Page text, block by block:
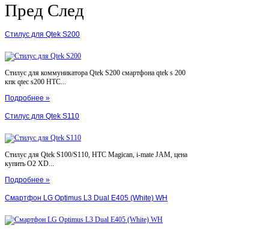
Пред След
Стилус для Qtek S200
Стилус для коммуникатора Qtek S200 смартфона qtek s 200
кпк qtec s200 HTC...
Подробнее »
Стилус для Qtek S110
Стилус для Qtek S100/S110, HTC Magican, i-mate JAM, цена
купить O2 XD...
Подробнее »
Смартфон LG Optimus L3 Dual E405 (White) WH